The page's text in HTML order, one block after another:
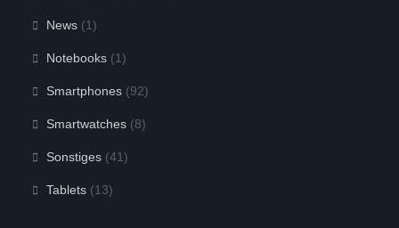
News(1)
Notebooks(1)
Smartphones(92)
Smartwatches(8)
Sonstiges(41)
Tablets(13)